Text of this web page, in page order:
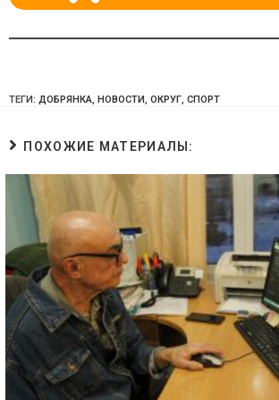
ТЕГИ: ДОБРЯНКА, НОВОСТИ, ОКРУГ, СПОРТ
ПОХОЖИЕ МАТЕРИАЛЫ: